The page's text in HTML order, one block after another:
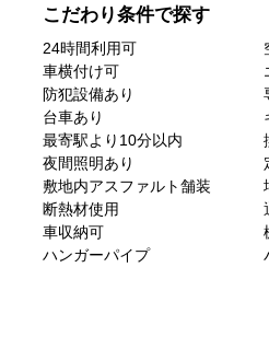
こだわり条件で探す
24時間利用可
車横付け可
防犯設備あり
台車あり
最寄駅より10分以内
夜間照明あり
敷地内アスファルト舗装
断熱材使用
車収納可
ハンガーパイプ